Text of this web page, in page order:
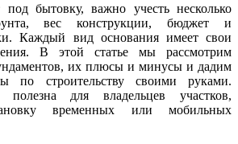
бытовку, важно учесть несколько
вес конструкции, бюджет и
Каждый вид основания имеет свои
В этой статье мы рассмотрим
их плюсы и минусы и дадим
по строительству своими руками.
для владельцев участков,
временных или мобильных